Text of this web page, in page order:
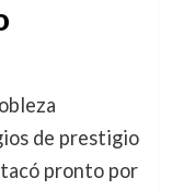
de prestigio
pronto por